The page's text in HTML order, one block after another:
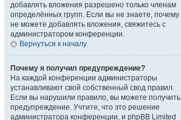
добавлять вложения разрешено только членам
определённых групп. Если вы не знаете, почему
не можете добавлять вложения, свяжитесь с
администратором конференции.
Вернуться к началу
Почему я получил предупреждение?
На каждой конференции администраторы
устанавливают свой собственный свод правил.
Если вы нарушили правило, вы можете получить
предупреждение. Учтите, что это решение
администратора конференции, и phpBB Limited